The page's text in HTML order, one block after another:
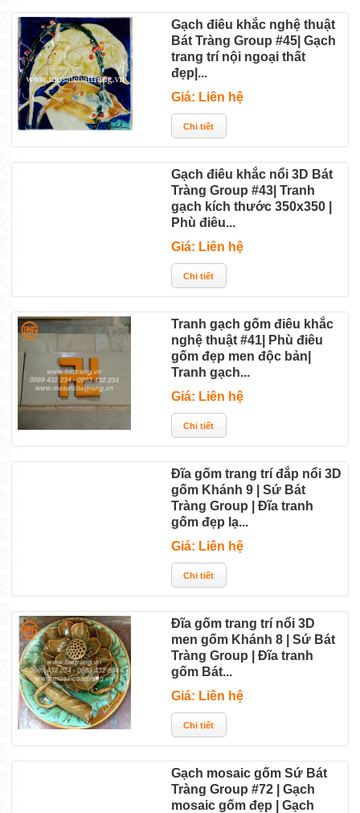
Gạch điêu khắc nghệ thuật
Bát Tràng Group #45| Gạch
trang trí nội ngoại thất
đẹp|...
Giá: Liên hệ
Gạch điêu khắc nổi 3D Bát
Tràng Group #43| Tranh
gạch kích thước 350x350 |
Phù điêu...
Giá: Liên hệ
Tranh gạch gốm điêu khắc
nghệ thuật #41| Phù điêu
gốm đẹp men độc bản|
Tranh gạch...
Giá: Liên hệ
Đĩa gốm trang trí đắp nổi 3D
gốm Khánh 9 | Sứ Bát
Tràng Group | Đĩa tranh
gốm đẹp lạ...
Giá: Liên hệ
Đĩa gốm trang trí nổi 3D
men gốm Khánh 8 | Sứ Bát
Tràng Group | Đĩa tranh
gốm Bát...
Giá: Liên hệ
Gạch mosaic gốm Sứ Bát
Tràng Group #72 | Gạch
mosaic gốm đẹp | Gạch